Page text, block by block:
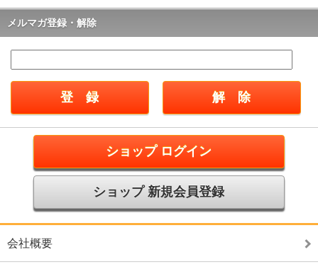
メルマガ登録・解除
ショップ ログイン
ショップ 新規会員登録
会社概要